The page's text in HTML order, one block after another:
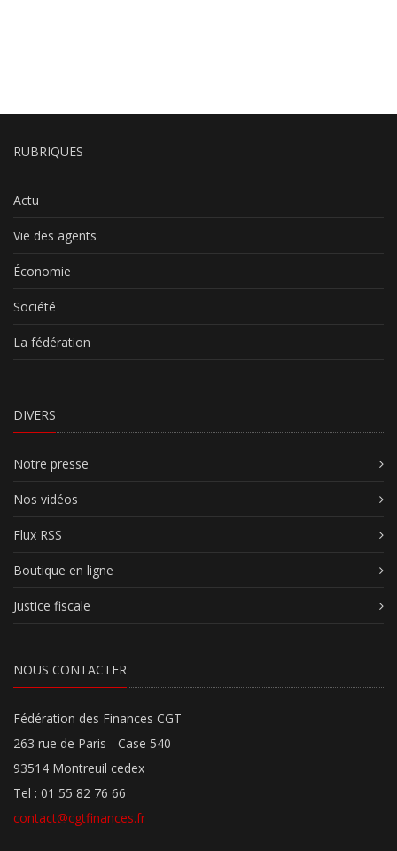
RUBRIQUES
Actu
Vie des agents
Économie
Société
La fédération
DIVERS
Notre presse
Nos vidéos
Flux RSS
Boutique en ligne
Justice fiscale
NOUS CONTACTER
Fédération des Finances CGT
263 rue de Paris - Case 540
93514 Montreuil cedex
Tel : 01 55 82 76 66
contact@cgtfinances.fr